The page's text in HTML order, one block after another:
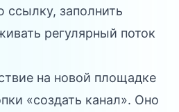
заполнить
регулярный поток
на новой площадке
«создать канал». Оно